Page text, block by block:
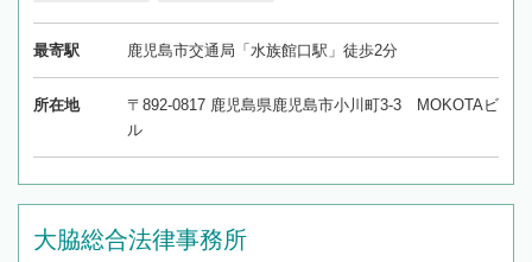
最寄駅 鹿児島市交通局「水族館口駅」徒歩2分
所在地
〒892-0817 鹿児島県鹿児島市小川町3-3 MOKOTAビ
ル
大脇総合法律事務所